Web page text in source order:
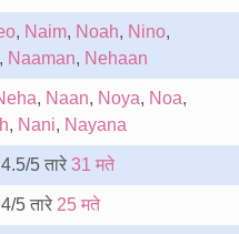
, Naim, Noah, Nino,
, Naaman, Nehaan
, Naan, Noya, Noa,
, Nani, Nayana
4.5/5 तारे 31 मते
4/5 तारे 25 मते